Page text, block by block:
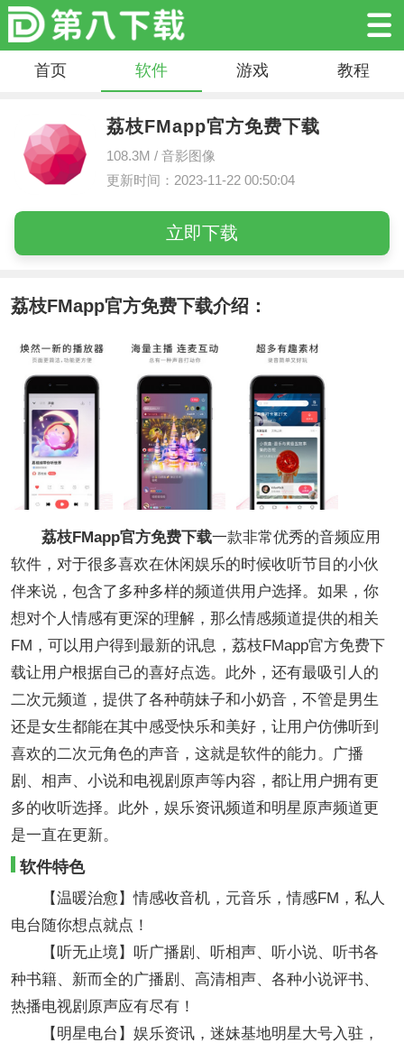
首页 软件 游戏 教程
荔枝FMapp官方免费下载
108.3M / 音影图像
更新时间：2023-11-22 00:50:04
立即下载
荔枝FMapp官方免费下载介绍：
荔枝FMapp官方免费下载一款非常优秀的音频应用
软件，对于很多喜欢在休闲娱乐的时候收听节目的小伙
伴来说，包含了多种多样的频道供用户选择。如果，你
想对个人情感有更深的理解，那么情感频道提供的相关
FM，可以用户得到最新的讯息，荔枝FMapp官方免费下
载让用户根据自己的喜好点选。此外，还有最吸引人的
二次元频道，提供了各种萌妹子和小奶音，不管是男生
还是女生都能在其中感受快乐和美好，让用户仿佛听到
喜欢的二次元角色的声音，这就是软件的能力。广播
剧、相声、小说和电视剧原声等内容，都让用户拥有更
多的收听选择。此外，娱乐资讯频道和明星原声频道更
是一直在更新。
软件特色
【温暖治愈】情感收音机，元音乐，情感FM，私人
电台随你想点就点！
【听无止境】听广播剧、听相声、听小说、听书各
种书籍、新而全的广播剧、高清相声、各种小说评书、
热播电视剧原声应有尽有！
【明星电台】娱乐资讯，迷妹基地明星大号入驻，